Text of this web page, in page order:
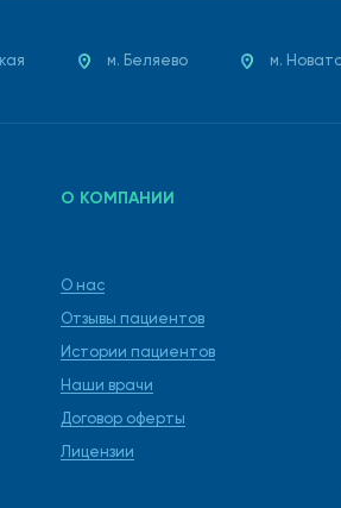
м. Беляево м.
О КОМПАНИИ
О нас
Отзывы пациентов
Истории пациентов
Наши врачи
Договор оферты
Лицензии